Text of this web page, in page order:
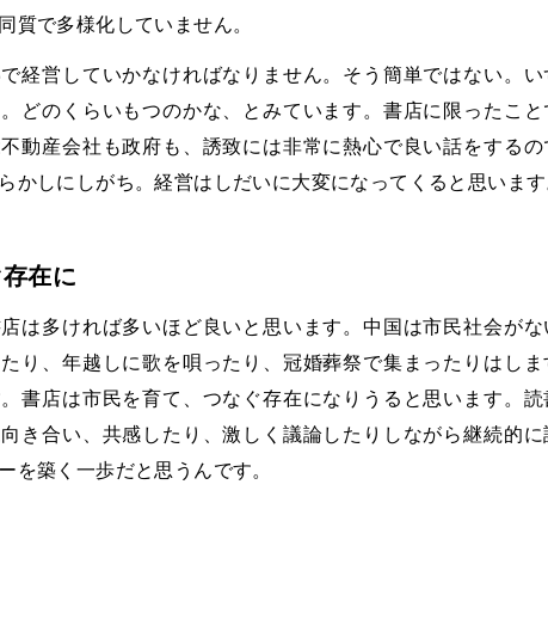
質で多様化していません。
経営していかなければなりません。そう簡単ではない。
どのくらいもつのかな、とみています。書店に限ったこと
動産会社も政府も、誘致には非常に熱心で良い話をする
かしにしがち。経営はしだいに大変になってくると思います
在に
は多ければ多いほど良いと思います。中国は市民社会がな
り、年越しに歌を唄ったり、冠婚葬祭で集まったりはし
書店は市民を育て、つなぐ存在になりうると思います。読
き合い、共感したり、激しく議論したりしながら継続的に
を築く一歩だと思うんです。